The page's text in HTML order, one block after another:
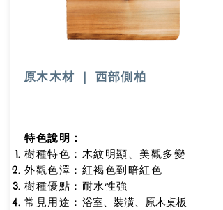
原木木材 ｜ 西部側柏
特色說明：
樹種特色：木紋明顯、美觀多變
外觀色澤：紅褐色到暗紅色
樹種優點 ：耐水性強
常見用途： 浴室、裝潢、原木桌板